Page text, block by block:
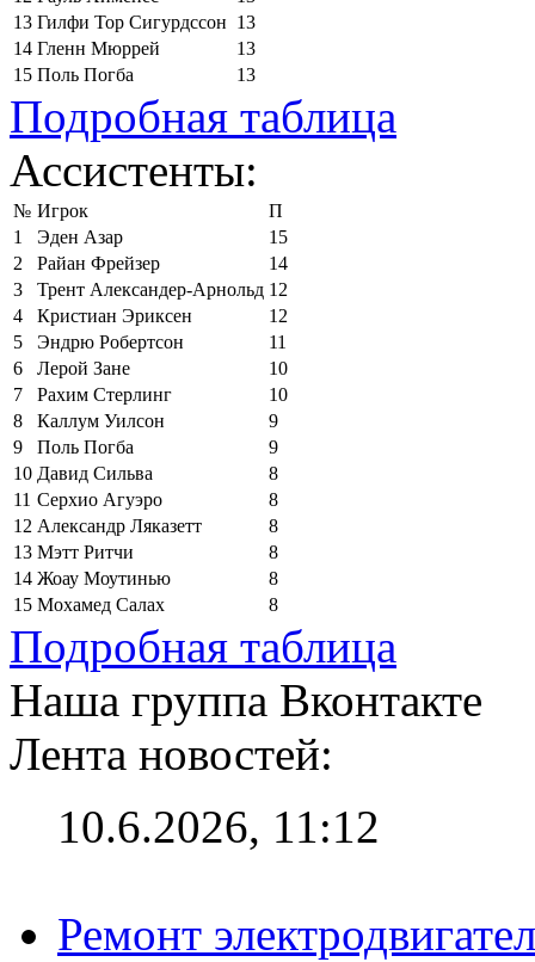
13 Гилфи Тор Сигурдссон 13
14 Гленн Мюррей
13
15 Поль Погба 13
Подробная таблица
Ассистенты:
№ Игрок
П
1
Эден Азар
15
2
Райан Фрейзер
14
3
Трент Александер-Арнольд 12
4
Кристиан Эриксен
12
5
Эндрю Робертсон
11
6
Лерой Зане
10
7
Рахим Стерлинг
10
8
Каллум Уилсон
9
9
Поль Погба
9
10 Давид Сильва
8
11 Серхио Агуэро
8
12 Александр Ляказетт
8
13 Мэтт Ритчи
8
14 Жоау Моутинью
8
15 Мохамед Салах 8
Подробная таблица
Наша группа Вконтакте
Лента новостей:
10.6.2026, 11:12
Ремонт